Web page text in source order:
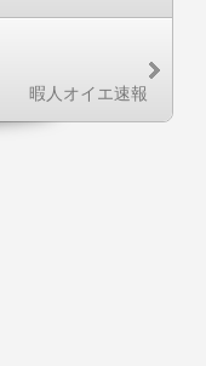
暇人オイエ速報